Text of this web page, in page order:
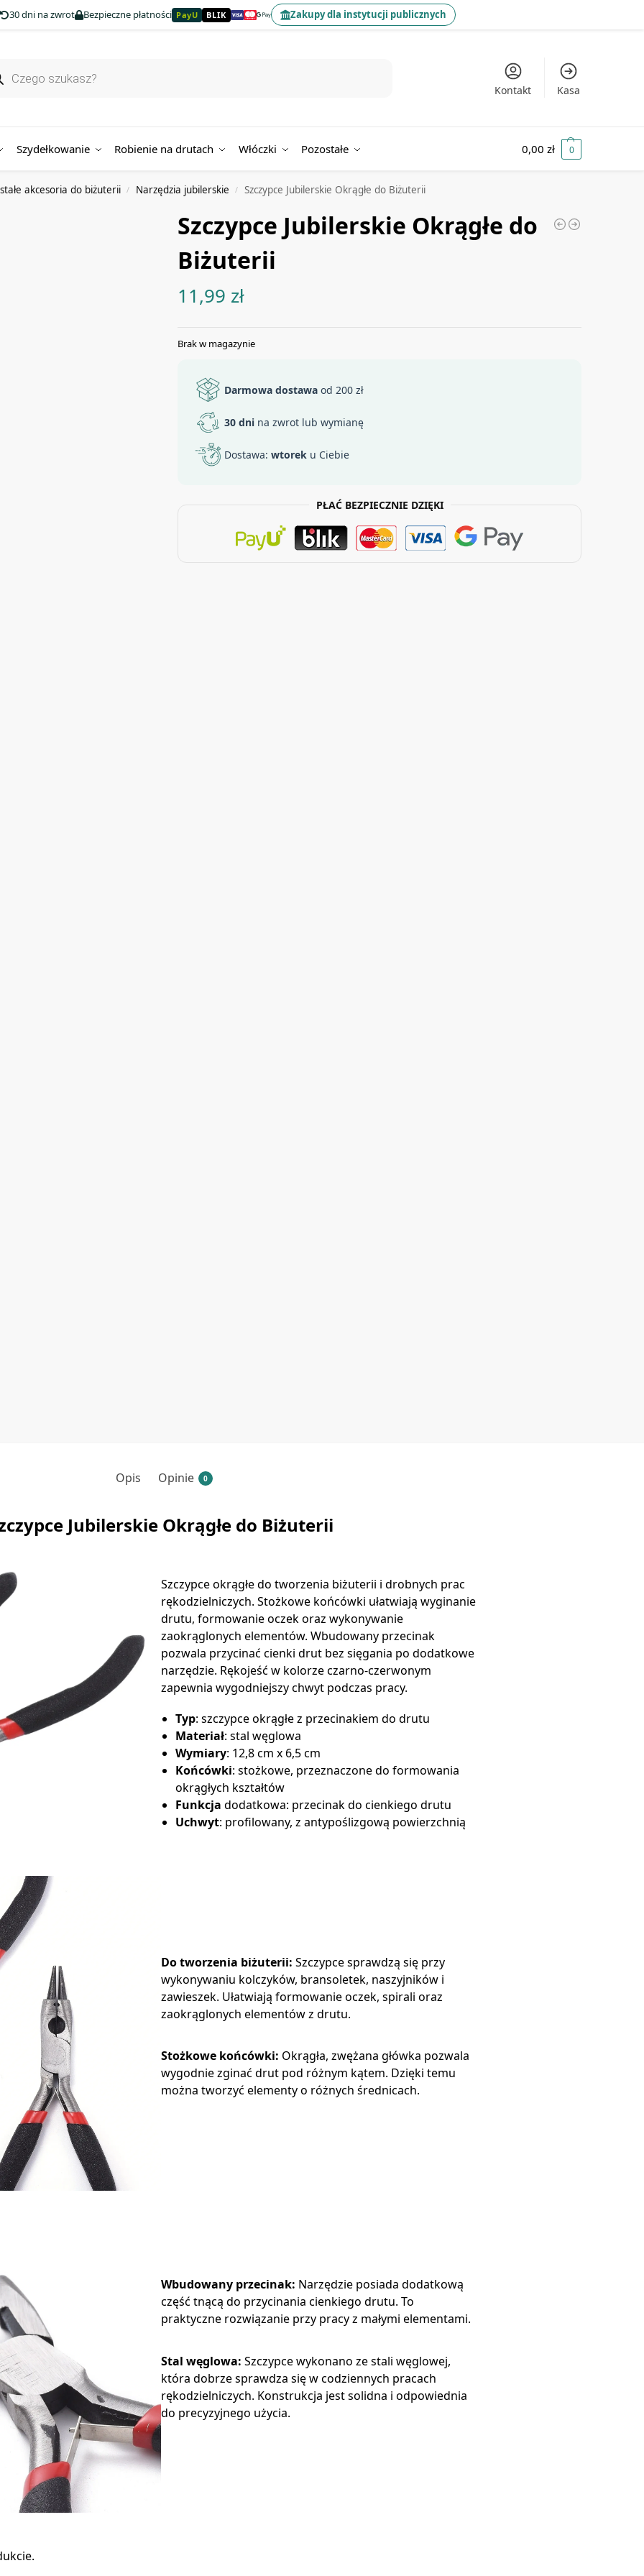
30 dni na zwrot Bezpieczne płatności PayU BLIK Zakupy dla instytucji publicznych
Kontakt Kasa
Szydełkowanie Robienie na drutach Włóczki Pozostałe 0,00 zł 0
akcesoria do biżuterii / Narzędzia jubilerskie / Szczypce Jubilerskie Okrągłe do Biżuterii
Szczypce Jubilerskie Okrągłe do
Biżuterii
11,99 zł
Brak w magazynie
Darmowa dostawa od 200 zł
30 dni na zwrot lub wymianę
Dostawa:wtorek u Ciebie
PŁAĆ BEZPIECZNIE DZIĘKI
Opis Opinie 0
Jubilerskie Okrągłe do Biżuterii
Szczypce okrągłe do tworzenia biżuterii i drobnych prac
rękodzielniczych. Stożkowe końcówki ułatwiają wyginanie
drutu, formowanie oczek oraz wykonywanie
zaokrąglonych elementów. Wbudowany przecinak
pozwala przycinać cienki drut bez sięgania po dodatkowe
narzędzie. Rękojeść w kolorze czarno-czerwonym
zapewnia wygodniejszy chwyt podczas pracy.
Typ: szczypce okrągłe z przecinakiem do drutu
Materiał: stal węglowa
Wymiary: 12,8 cm x 6,5 cm
Końcówki: stożkowe, przeznaczone do formowania
okrągłych kształtów
Funkcja dodatkowa: przecinak do cienkiego drutu
Uchwyt: profilowany, z antypoślizgową powierzchnią
Do tworzenia biżuterii: Szczypce sprawdzą się przy
wykonywaniu kolczyków, bransoletek, naszyjników i
zawieszek. Ułatwiają formowanie oczek, spirali oraz
zaokrąglonych elementów z drutu.
Stożkowe końcówki: Okrągła, zwężana główka pozwala
wygodnie zginać drut pod różnym kątem. Dzięki temu
można tworzyć elementy o różnych średnicach.
Wbudowany przecinak: Narzędzie posiada dodatkową
część tnącą do przycinania cienkiego drutu. To
praktyczne rozwiązanie przy pracy z małymi elementami.
Stal węglowa: Szczypce wykonano ze stali węglowej,
która dobrze sprawdza się w codziennych pracach
rękodzielniczych. Konstrukcja jest solidna i odpowiednia
do precyzyjnego użycia.